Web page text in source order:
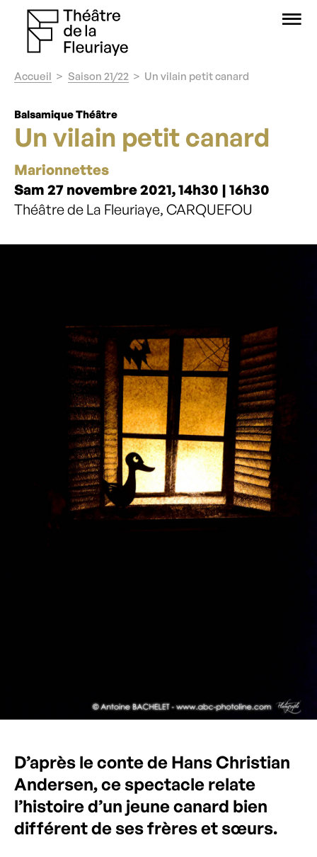
Accueil Saison 21/22 Un vilain petit canard
Balsamique Théâtre
Un vilain petit canard
Marionnettes
Sam 27 novembre 2021, 14h30 | 16h30
Théâtre de La Fleuriaye, CARQUEFOU
D’après le conte de Hans Christian
Andersen, ce spectacle relate
l’histoire d’un jeune canard bien
différent de ses frères et sœurs.